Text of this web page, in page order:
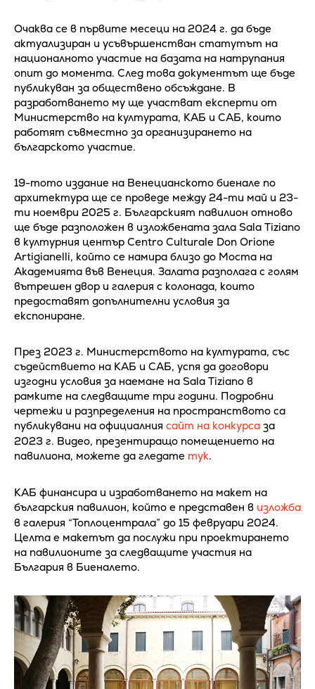
Очаква се в първите месеци на 2024 г. да бъде
актуализиран и усъвършенстван статутът на
националното участие на базата на натрупания
опит до момента. След това документът ще бъде
публикуван за обществено обсъждане. В
разработването му ще участват експерти от
Министерство на културата, КАБ и САБ, които
работят съвместно за организирането на
българското участие.
19-тото издание на Венецианското биенале по
архитектура ще се проведе между 24-ти май и 23-
ти ноември 2025 г. Българският павилион отново
ще бъде разположен в изложбената зала Sala Tiziano
в културния център Centro Culturale Don Orione
Artigianelli, който се намира близо до Моста на
Академията във Венеция. Залата разполага с голям
вътрешен двор и галерия с колонада, които
предоставят допълнителни условия за
експониране.
През 2023 г. Министерството на културата, със
съдействието на КАБ и САБ, успя да договори
изгодни условия за наемане на Sala Tiziano в
рамките на следващите три години. Подробни
чертежи и разпределения на пространството са
публикувани на официалния сайт на конкурса за
2023 г. Видео, презентиращо помещението на
павилиона, можете да гледате тук.
КАБ финансира и изработването на макет на
българския павилион, който е представен в изложба
в галерия “Топлоцентрала” до 15 февруари 2024.
Целта е макетът да послужи при проектирането
на павилионите за следващите участия на
България в Биеналето.